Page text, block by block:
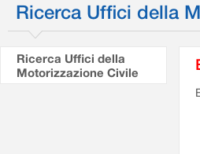
Ricerca Uffici della
Ricerca Uffici della
Motorizzazione Civile